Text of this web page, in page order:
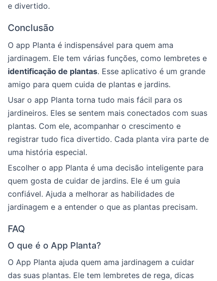
e divertido.
Conclusão
O app Planta é indispensável para quem ama
jardinagem. Ele tem várias funções, como lembretes e
identificação de plantas. Esse aplicativo é um grande
amigo para quem cuida de plantas e jardins.
Usar o app Planta torna tudo mais fácil para os
jardineiros. Eles se sentem mais conectados com suas
plantas. Com ele, acompanhar o crescimento e
registrar tudo fica divertido. Cada planta vira parte de
uma história especial.
Escolher o app Planta é uma decisão inteligente para
quem gosta de cuidar de jardins. Ele é um guia
confiável. Ajuda a melhorar as habilidades de
jardinagem e a entender o que as plantas precisam.
FAQ
O que é o App Planta?
O App Planta ajuda quem ama jardinagem a cuidar
das suas plantas. Ele tem lembretes de rega, dicas